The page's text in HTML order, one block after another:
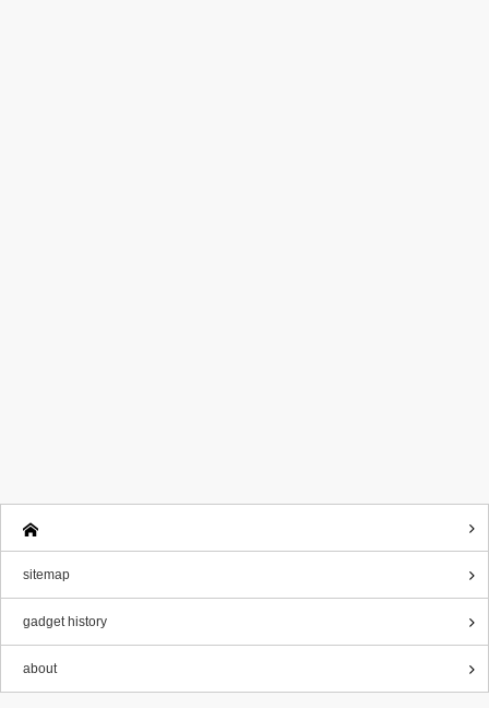
sitemap
gadget history
about